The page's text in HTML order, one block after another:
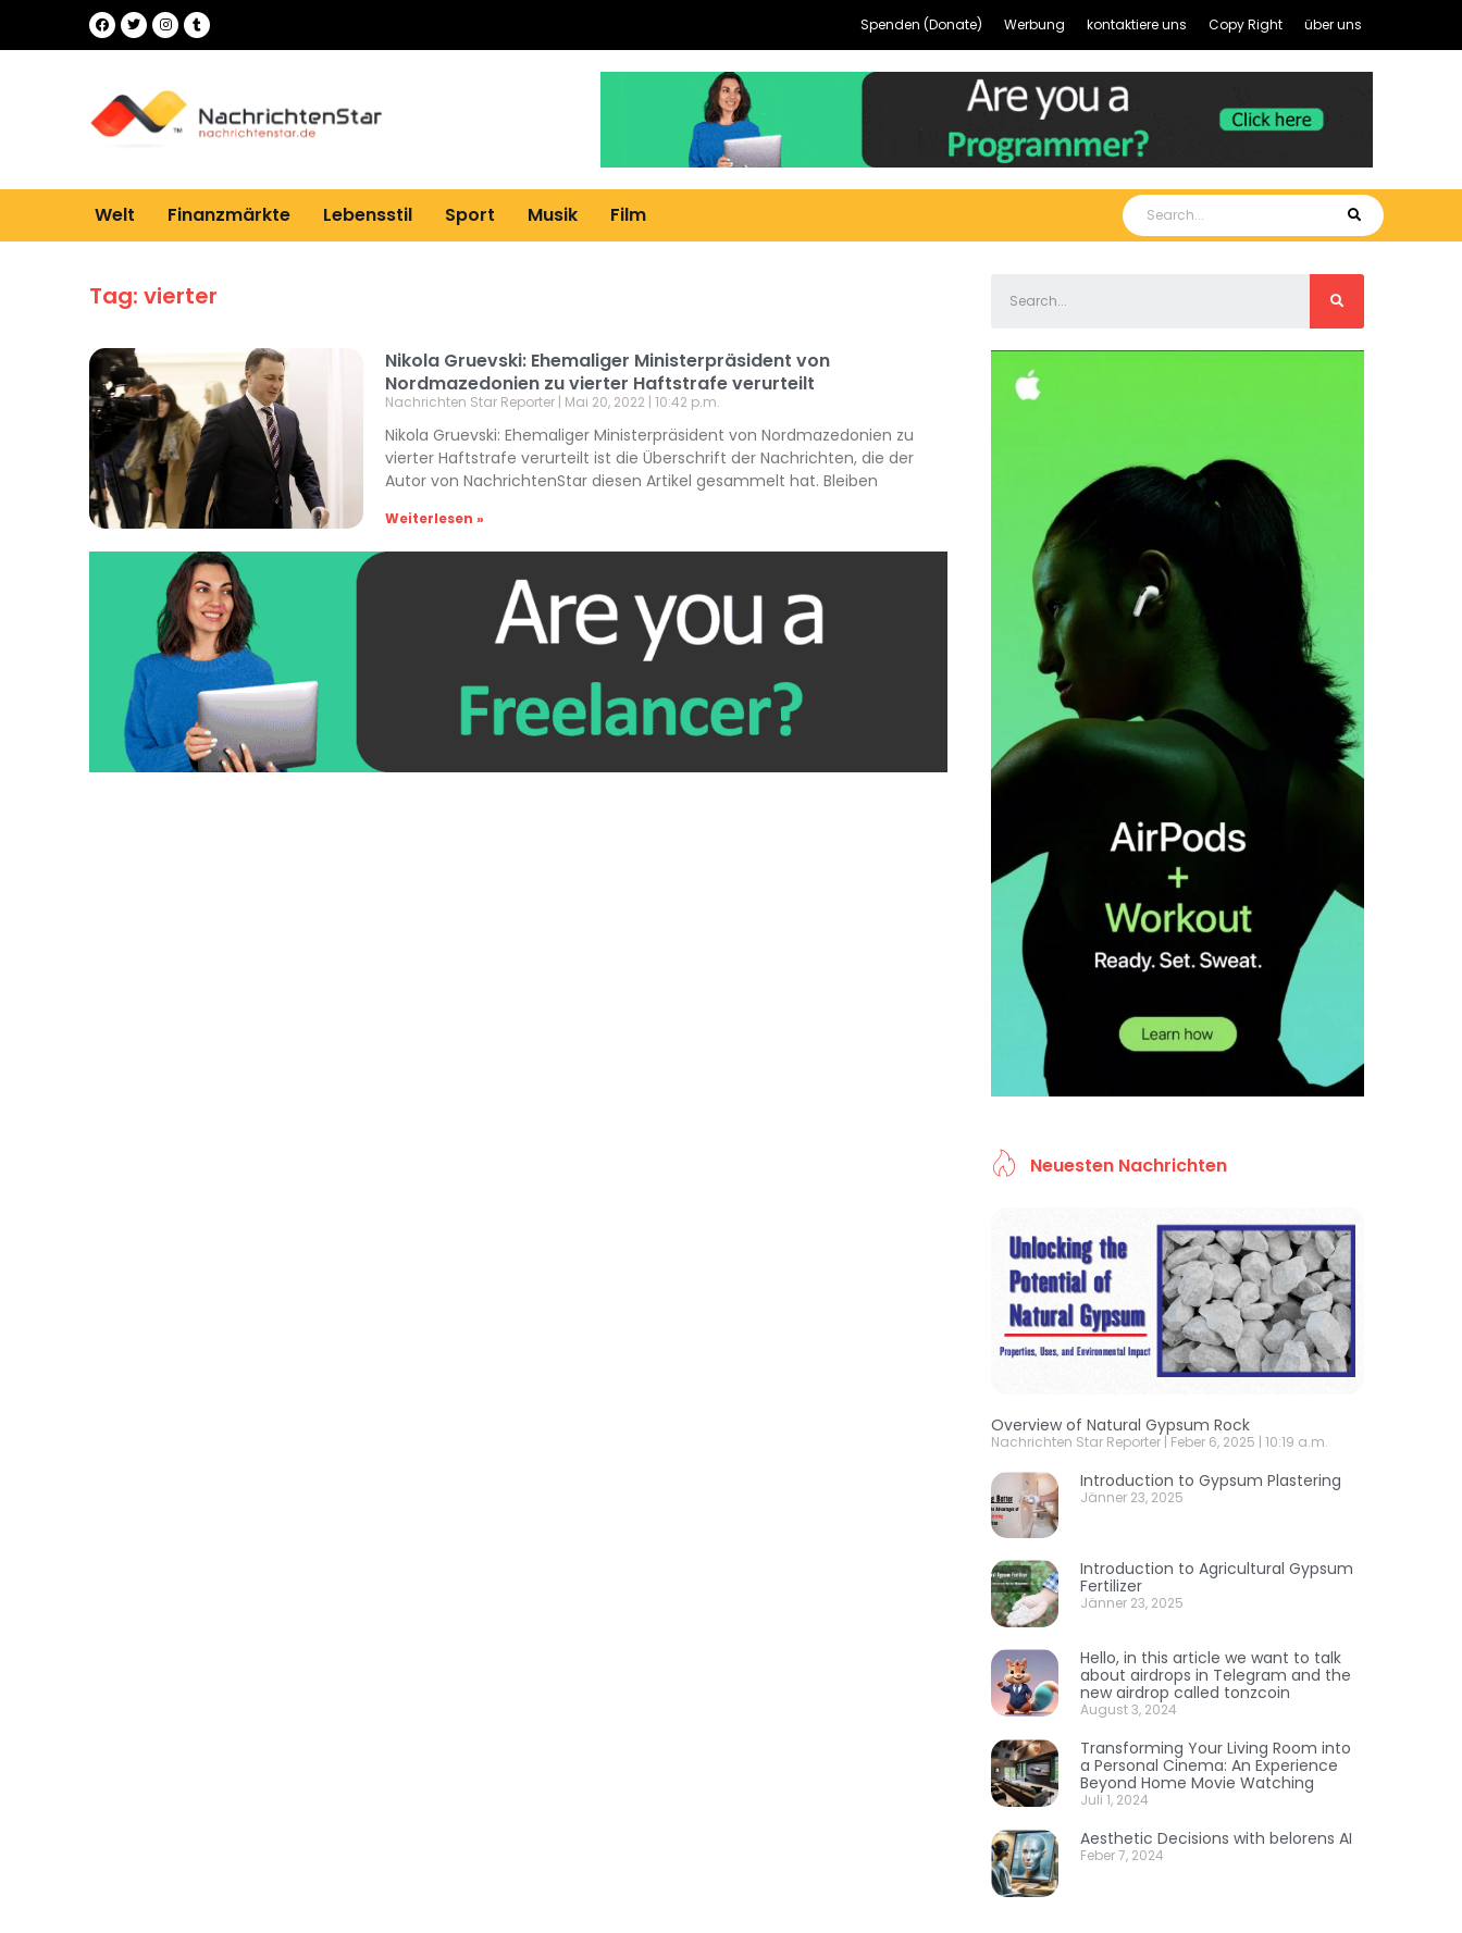
Spenden (Donate) Werbung kontaktiere uns Copy Right über uns
Welt Finanzmärkte Lebensstil Sport Musik Film
Tag: vierter
Nikola Gruevski: Ehemaliger Ministerpräsident von
Nordmazedonien zu vierter Haftstrafe verurteilt
Nachrichten Star Reporter Mai 20, 2022 10:42 p.m.
Nikola Gruevski: Ehemaliger Ministerpräsident von Nordmazedonien zu
vierter Haftstrafe verurteilt ist die Überschrift der Nachrichten, die der
Autor von NachrichtenStar diesen Artikel gesammelt hat. Bleiben
Weiterlesen »
Neuesten Nachrichten
Overview of Natural Gypsum Rock
Nachrichten Star Reporter Feber 6, 2025 10:19 a.m.
Introduction to Gypsum Plastering
Jänner 23, 2025
Introduction to Agricultural Gypsum
Fertilizer
Jänner 23, 2025
Hello, in this article we want to talk
about airdrops in Telegram and the
new airdrop called tonzcoin
August 3, 2024
Transforming Your Living Room into
a Personal Cinema: An Experience
Beyond Home Movie Watching
Juli 1, 2024
Aesthetic Decisions with belorens AI
Feber 7, 2024